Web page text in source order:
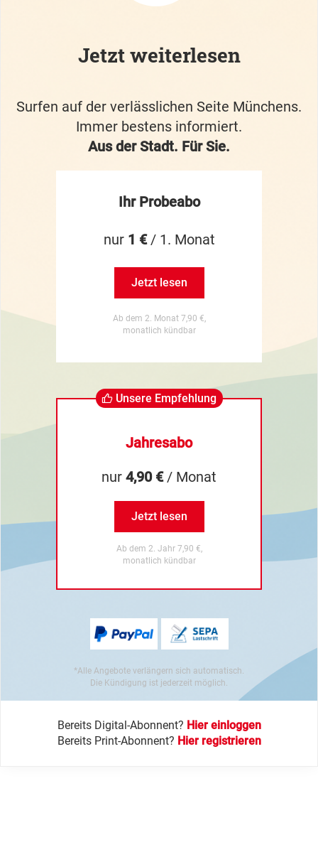
Jetzt weiterlesen
Surfen auf der verlässlichen Seite Münchens.
Immer bestens informiert.
Aus der Stadt. Für Sie.
Ihr Probeabo
nur 1 €/ 1. Monat
Jetzt lesen
Ab dem 2. Monat 7,90 €,
monatlich kündbar
Unsere Empfehlung
Jahresabo
nur 4,90 €/ Monat
Jetzt lesen
Ab dem 2. Jahr 7,90 €,
monatlich kündbar
*Alle Angebote verlängern sich automatisch.
Die Kündigung ist jederzeit möglich.
Bereits Digital-Abonnent? Hier einloggen
Bereits Print-Abonnent? Hier registrieren